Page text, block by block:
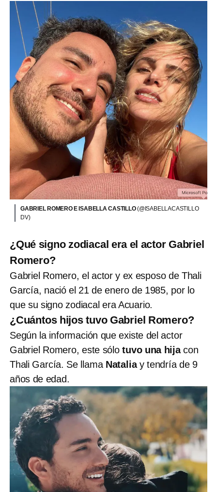
GABRIEL ROMERO E ISABELLA CASTILLO(@ISABELLACASTILLO
DV)
¿Qué signo zodiacal era el actor Gabriel
Romero?
Gabriel Romero, el actor y ex esposo de Thali
García, nació el 21 de enero de 1985, por lo
que su signo zodiacal era Acuario.
¿Cuántos hijos tuvo Gabriel Romero?
Según la información que existe del actor
Gabriel Romero, este sólotuvo una hijacon
Thali García. Se llama Nataliay tendría de 9
años de edad.